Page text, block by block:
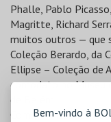
Bem-vindo à
Phalle, Pablo
Magritte, Richard
muitos outros — que
Coleção Berardo, da
Ellipse – Coleção de
comodato no Museu
de Belém.
Com um histórico de